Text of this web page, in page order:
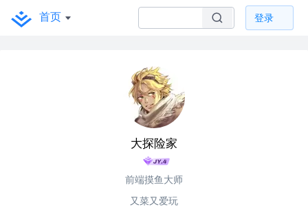
首页 登录
大探险家
前端摸鱼大师
又菜又爱玩